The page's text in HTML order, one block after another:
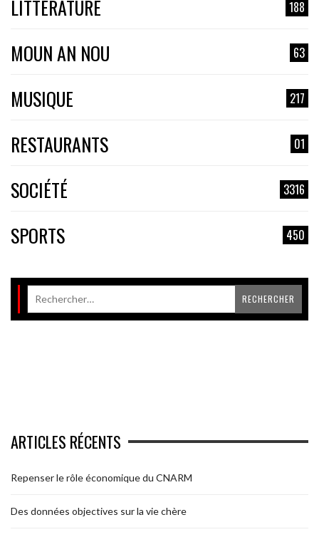
LITTÉRATURE 188
MOUN AN NOU 63
MUSIQUE 217
RESTAURANTS 01
SOCIÉTÉ 3316
SPORTS 450
ARTICLES RÉCENTS
Repenser le rôle économique du CNARM
Des données objectives sur la vie chère